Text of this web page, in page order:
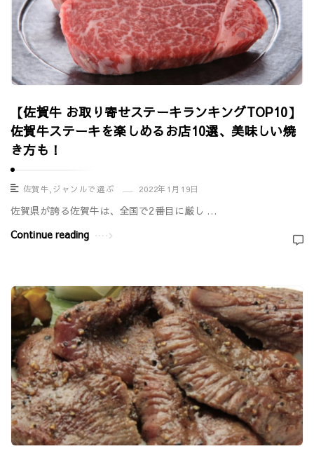
【佐賀牛 お取り寄せステーキランキングTOP10】
佐賀牛ステーキを楽しめるお店10選、美味しい焼
き方も！
佐賀牛,ジャンルで選ぶ 2022年1月19日
佐賀県が誇る佐賀牛は、全国で2番目に厳し …
Continue reading